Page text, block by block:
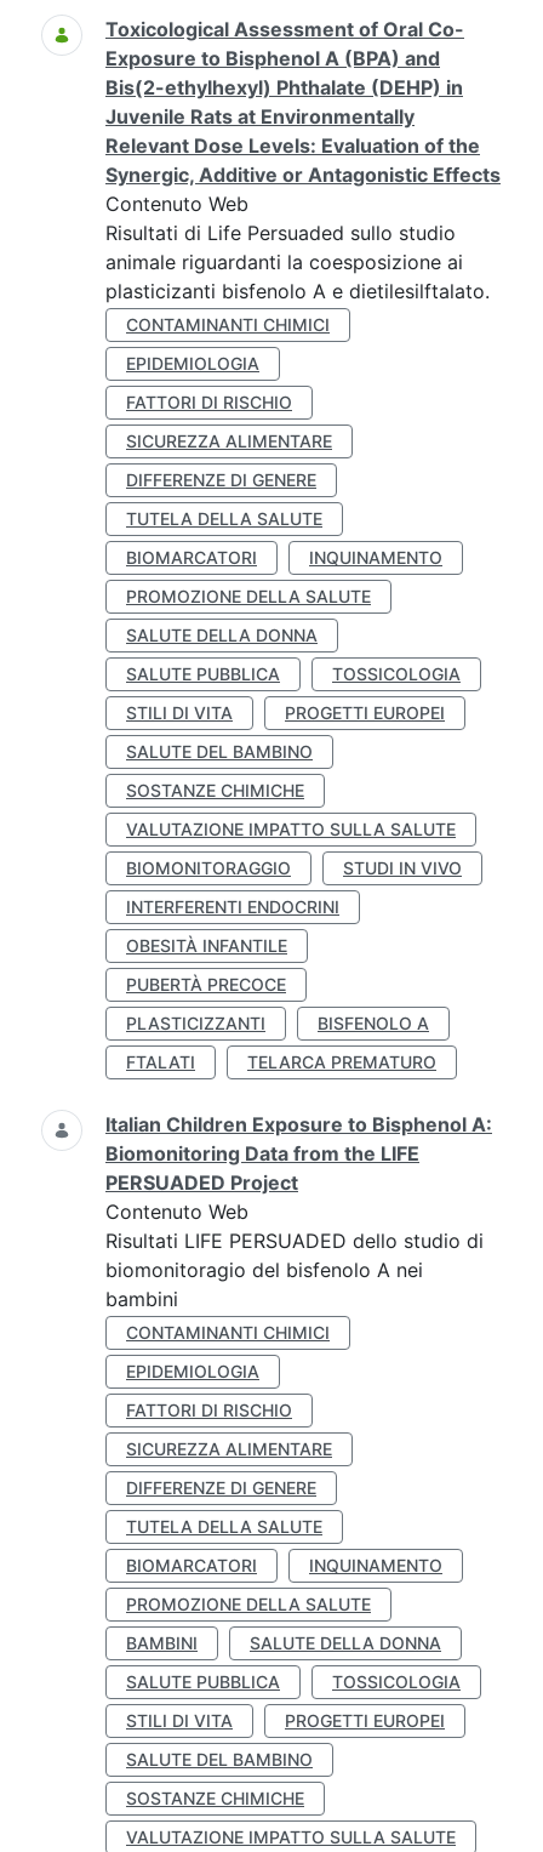
Ricerca
Toxicological Assessment of Oral Co-
Exposure to Bisphenol A (BPA) and
Bis(2-ethylhexyl) Phthalate (DEHP) in
Juvenile Rats at Environmentally
Relevant Dose Levels: Evaluation of the
Synergic, Additive or Antagonistic Effects
Contenuto Web
Risultati di Life Persuaded sullo studio
animale riguardanti la coesposizione ai
plasticizanti bisfenolo A e dietilesilftalato.
CONTAMINANTI CHIMICI
EPIDEMIOLOGIA
FATTORI DI RISCHIO
SICUREZZA ALIMENTARE
DIFFERENZE DI GENERE
TUTELA DELLA SALUTE
BIOMARCATORI
INQUINAMENTO
PROMOZIONE DELLA SALUTE
SALUTE DELLA DONNA
SALUTE PUBBLICA
TOSSICOLOGIA
STILI DI VITA
PROGETTI EUROPEI
SALUTE DEL BAMBINO
SOSTANZE CHIMICHE
VALUTAZIONE IMPATTO SULLA SALUTE
BIOMONITORAGGIO
STUDI IN VIVO
INTERFERENTI ENDOCRINI
OBESITÀ INFANTILE
PUBERTÀ PRECOCE
PLASTICIZZANTI
BISFENOLO A
FTALATI
TELARCA PREMATURO
Italian Children Exposure to Bisphenol A:
Biomonitoring Data from the LIFE
PERSUADED Project
Contenuto Web
Risultati LIFE PERSUADED dello studio di
biomonitoragio del bisfenolo A nei
bambini
CONTAMINANTI CHIMICI
EPIDEMIOLOGIA
FATTORI DI RISCHIO
SICUREZZA ALIMENTARE
DIFFERENZE DI GENERE
TUTELA DELLA SALUTE
BIOMARCATORI
INQUINAMENTO
PROMOZIONE DELLA SALUTE
BAMBINI
SALUTE DELLA DONNA
SALUTE PUBBLICA
TOSSICOLOGIA
STILI DI VITA
PROGETTI EUROPEI
SALUTE DEL BAMBINO
SOSTANZE CHIMICHE
VALUTAZIONE IMPATTO SULLA SALUTE